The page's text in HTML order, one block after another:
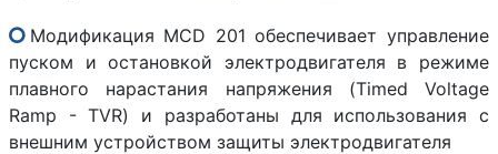
Модификация MCD 201 обеспечивает управление
пуском и остановкой электродвигателя в режиме
плавного нарастания напряжения (Timed Voltage
Ramp - TVR) и разработаны для использования с
внешним устройством защиты электродвигателя